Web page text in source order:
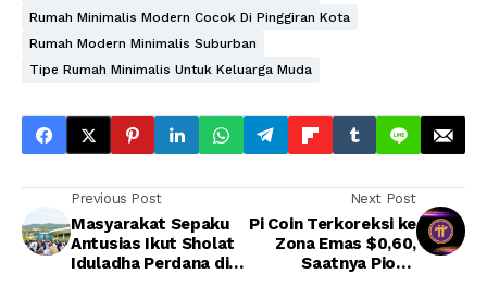
Rumah Minimalis Modern Cocok Di Pinggiran Kota
Rumah Modern Minimalis Suburban
Tipe Rumah Minimalis Untuk Keluarga Muda
Previous Post
Masyarakat Sepaku
Antusias Ikut Sholat
Iduladha Perdana di
Next Post
Pi Coin Terkoreksi ke
Zona Emas $0,60,
Saatnya Pionir